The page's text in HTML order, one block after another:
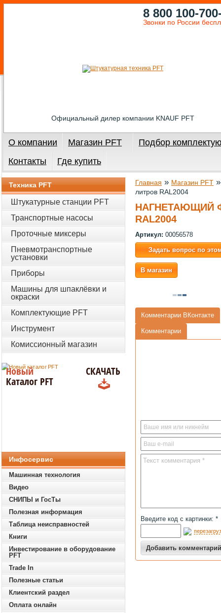
Официальный дилер компании KNAUF PFT
8 800 100-
Звонки по России
О компании Магазин PFT
Подбор
Контакты
Где купить
Главная » Магазин PFT
литров RAL2004
НАГНЕТАЮЩИЙ
RAL2004
Артикул: 00056578
Задать вопрос по
В магазин
Комментарии ВКонтакте
Комментарии
Введите код с картинки: *
Техника PFT
Штукатурные станции PFT
Транспортные насосы
Проточные миксеры
Пневмотранспортные
установки
Приборы
Машины для шпаклёвки и
окраски
Комплектующие PFT
Инструмент
Комиссионный магазин
Новый
Каталог PFT
СКАЧАТЬ
Инфосервис
Машинная технология
Видео
СНИПЫ и ГосТы
Полезная информация
Таблица неисправностей
Книги
Инвестирование в оборудование
PFT
Trade In
Полезные статьи
Клиентский раздел
Оплата онлайн